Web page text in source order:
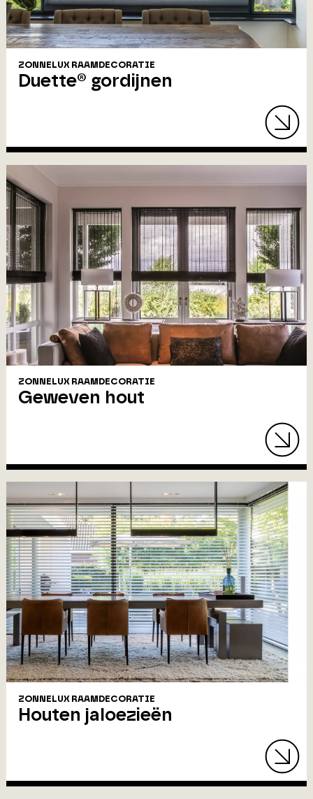
ZONNELUX RAAMDECORATIE
Duette® gordijnen
ZONNELUX RAAMDECORATIE
Geweven hout
ZONNELUX RAAMDECORATIE
Houten jaloezieën